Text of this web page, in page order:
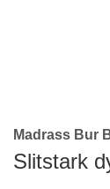
Skip
to
the
Madrass Bur
Slitstark